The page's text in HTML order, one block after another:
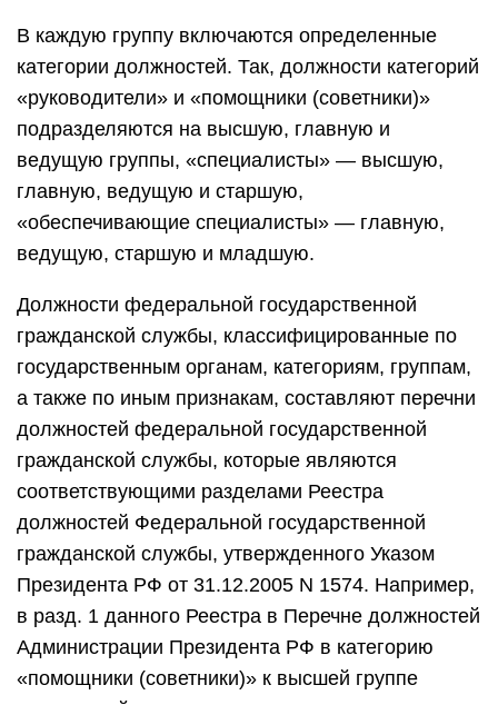
В каждую группу включаются определенные
категории должностей. Так, должности категорий
«руководители» и «помощники (советники)»
подразделяются на высшую, главную и
ведущую группы, «специалисты» — высшую,
главную, ведущую и старшую,
«обеспечивающие специалисты» — главную,
ведущую, старшую и младшую.
Должности федеральной государственной
гражданской службы, классифицированные по
государственным органам, категориям, группам,
а также по иным признакам, составляют перечни
должностей федеральной государственной
гражданской службы, которые являются
соответствующими разделами Реестра
должностей Федеральной государственной
гражданской службы, утвержденного Указом
Президента РФ от 31.12.2005 N 1574. Например,
в разд. 1 данного Реестра в Перечне должностей
Администрации Президента РФ в категорию
«помощники (советники)» к высшей группе